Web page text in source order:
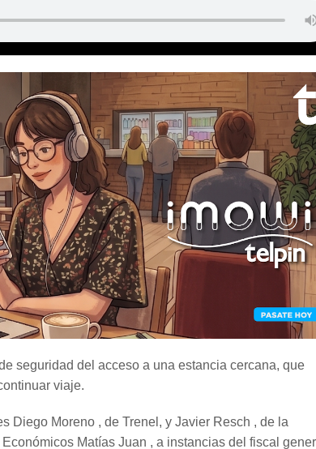
seguridad del acceso a una estancia cercana, que
viaje.
Diego Moreno , de Trenel, y Javier Resch , de la
Matías Juan , a instancias del fiscal